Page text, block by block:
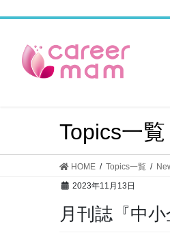
プ
動
Topics一覧
HOME Topics一覧
2023年11月13日
月刊誌『中